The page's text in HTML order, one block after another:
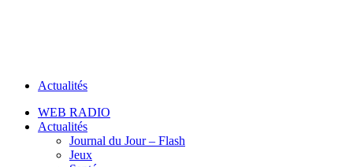
Actualités
WEB RADIO
Actualités
Journal du Jour – Flash
Jeux